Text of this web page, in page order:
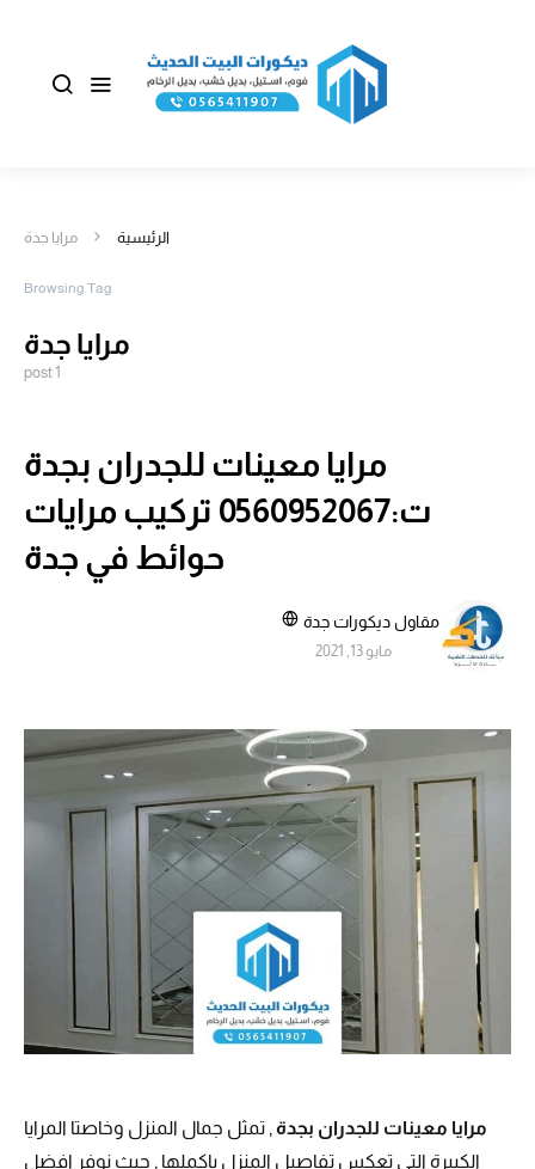
الرئيسية مرايا جدة
Browsing Tag
مرايا جدة
1 post
مرايا معينات للجدران بجدة
ت:0560952067 تركيب مرايات
حوائط في جدة
مقاول ديكورات جدة
مايو 13, 2021
مرايا معينات للجدران بجدة , تمثل جمال المنزل وخاصتا المرايا
الكبيرة التي تعكس تفاصيل المنزل باكملها , حيث نوفر افضل